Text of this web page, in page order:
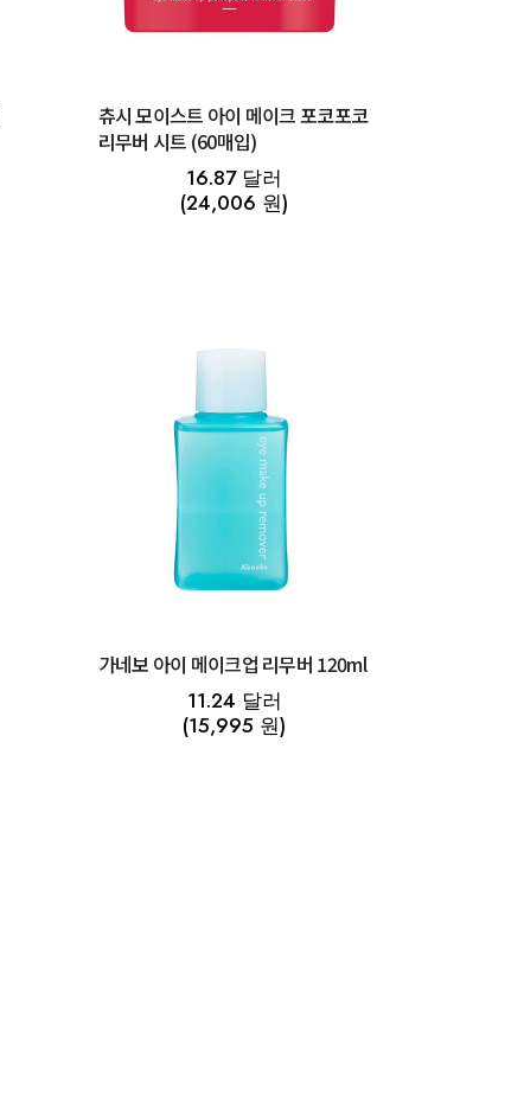
츄시 모이스트 아이 메이크 포코포코
리무버 시트 (60매입)
16.87 달러
(24,006 원)
가네보 아이 메이크업 리무버 120ml
11.24 달러
(15,995 원)